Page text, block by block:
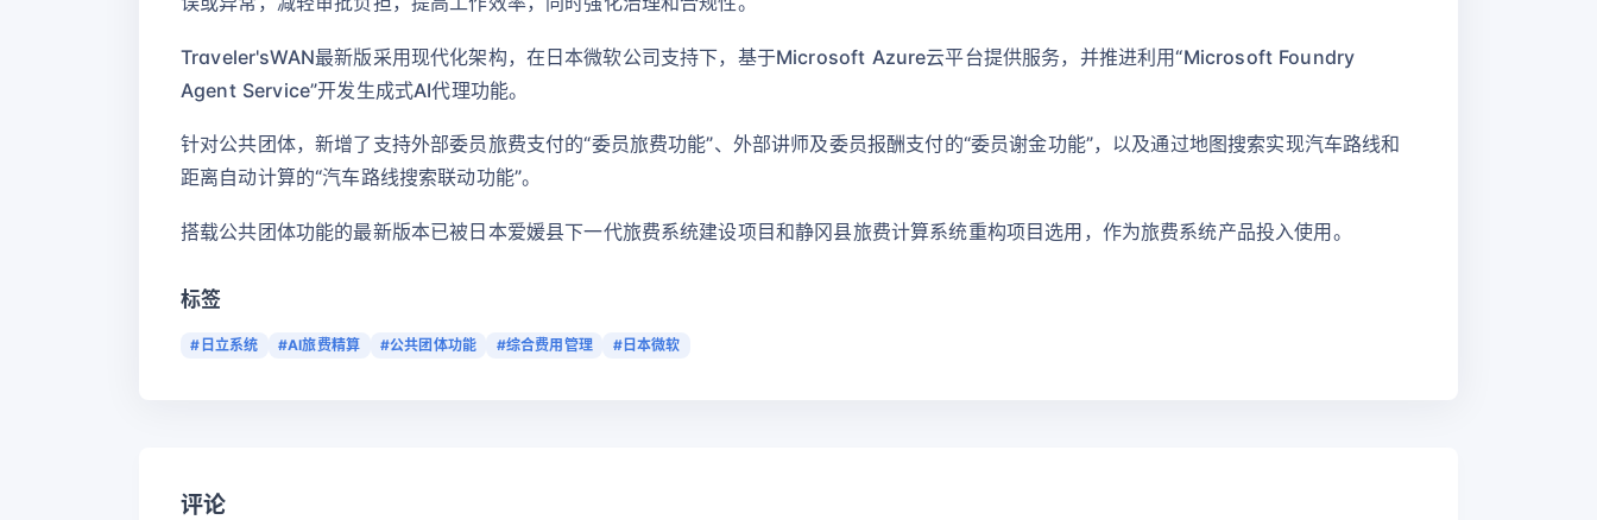
Traveler'sWAN最新版采用现代化架构，在日本微软公司支持下，基于Microsoft Azure云平台提供服务，并推进利用“Microsoft Foundry
Agent Service”开发生成式AI代理功能。
针对公共团体，新增了支持外部委员旅费支付的“委员旅费功能”、外部讲师及委员报酬支付的“委员谢金功能”，以及通过地图搜索实现汽车路线和
距离自动计算的“汽车路线搜索联动功能”。
搭载公共团体功能的最新版本已被日本爱媛县下一代旅费系统建设项目和静冈县旅费计算系统重构项目选用，作为旅费系统产品投入使用。
标签
#日立系统 #AI旅费精算 #公共团体功能 #综合费用管理 #日本微软
评论